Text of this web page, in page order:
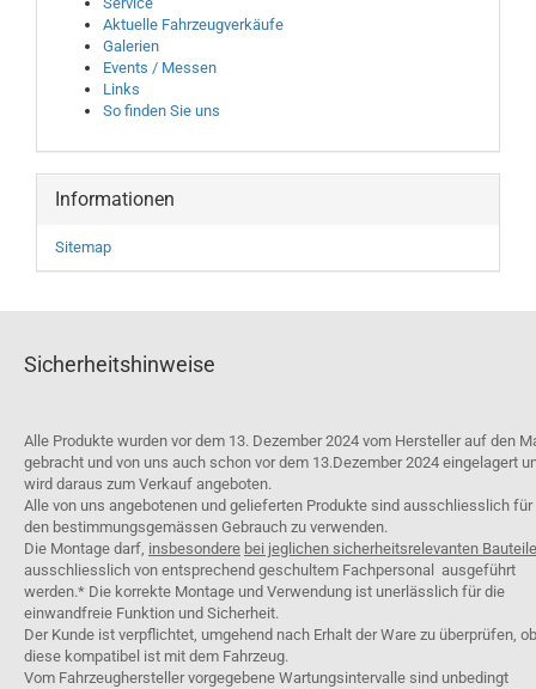
Aktuelle Fahrzeugverkäufe
Galerien
Events / Messen
Links
So finden Sie uns
Informationen
Sitemap
Sicherheitshinweise
Alle Produkte wurden vor dem 13. Dezember 2024 vom Hersteller auf den
gebracht und von uns auch schon vor dem 13.Dezember 2024 eingelagert
wird daraus zum Verkauf angeboten.
Alle von uns angebotenen und gelieferten Produkte sind ausschliesslich für
den bestimmungsgemässen Gebrauch zu verwenden.
Die Montage darf, insbesondere bei jeglichen sicherheitsrelevanten
ausschliesslich von entsprechend geschultem Fachpersonal ausgeführt
werden.* Die korrekte Montage und Verwendung ist unerlässlich für die
einwandfreie Funktion und Sicherheit.
Der Kunde ist verpflichtet, umgehend nach Erhalt der Ware zu überprüfen, ob
diese kompatibel ist mit dem Fahrzeug.
Vom Fahrzeughersteller vorgegebene Wartungsintervalle sind unbedingt